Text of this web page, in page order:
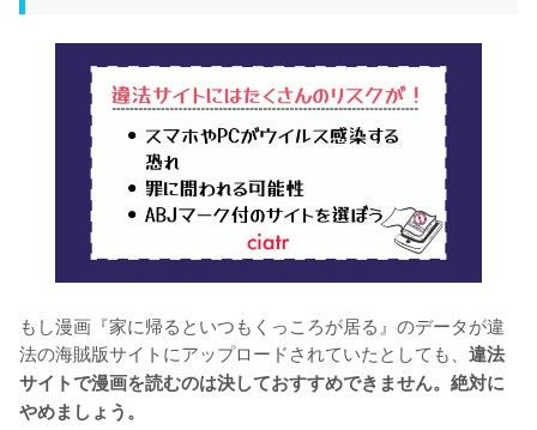
もし漫画『家に帰るといつもくっころが居る』のデータが違
法の海賊版サイトにアップロードされていたとしても、 違法
サイトで漫画を読むのは決しておすすめできません。絶対に
やめましょう。